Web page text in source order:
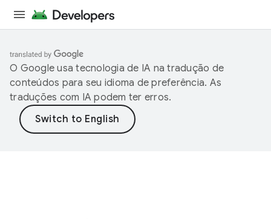
O Google usa tecnologia de IA na tradução de
conteúdos para seu idioma de preferência. As
traduções com IA podem ter erros.